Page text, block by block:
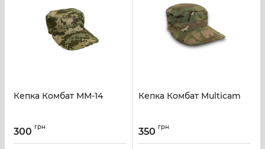
Кепка Комбат ММ-14
300 грн
Кепка Комбат Multicam
350 грн